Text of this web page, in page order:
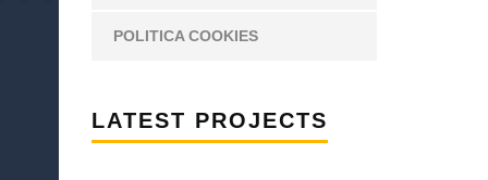
POLITICA COOKIES
LATEST PROJECTS